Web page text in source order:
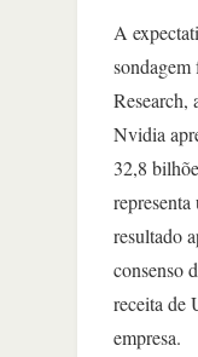
A
sondagem
Research,
Nvidia
32,8
resultado
consenso
receita de
empresa.